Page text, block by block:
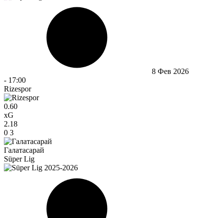
8 Фев 2026
- 17:00
Rizespor
0.60
xG
2.18
0 3
Галатасарай
Süper Lig